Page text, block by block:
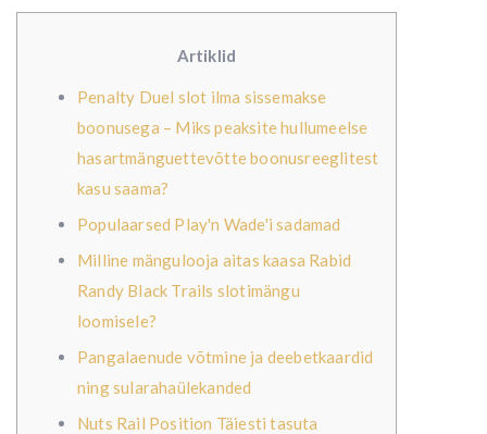
Artiklid
Penalty Duel slot ilma sissemakse
boonusega – Miks peaksite hullumeelse
hasartmänguettevõtte boonusreeglitest
kasu saama?
Populaarsed Play'n Wade'i sadamad
Milline mängulooja aitas kaasa Rabid
Randy Black Trails slotimängu
loomisele?
Pangalaenude võtmine ja deebetkaardid
ning sularahaülekanded
Nuts Rail Position Täiesti tasuta